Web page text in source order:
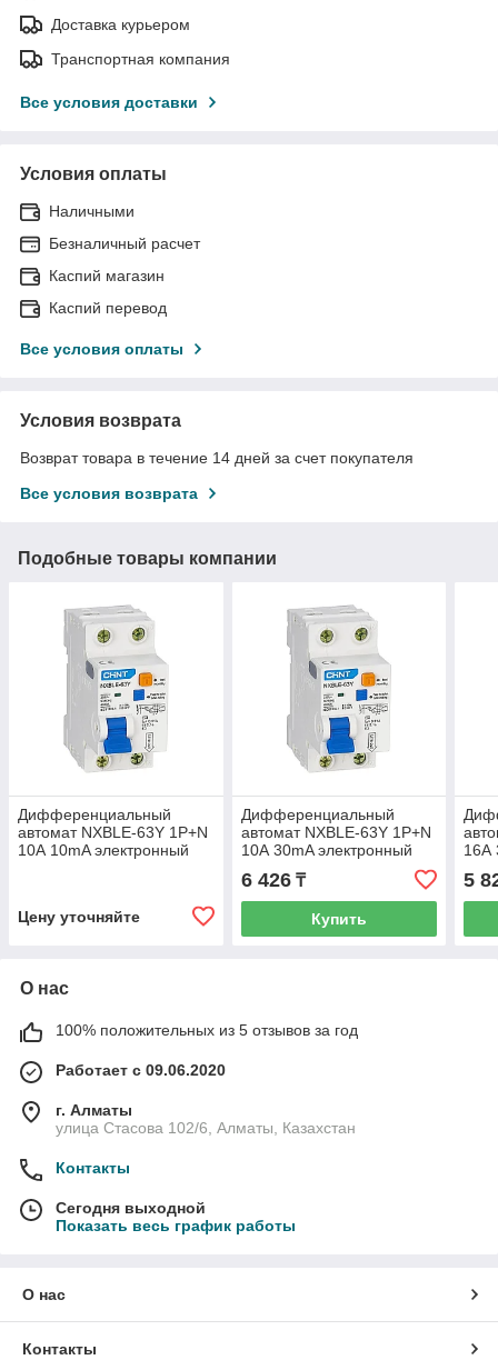
Доставка курьером
Транспортная компания
Все условия доставки
Условия оплаты
Наличными
Безналичный расчет
Каспий магазин
Каспий перевод
Все условия оплаты
Условия возврата
Возврат товара в течение 14 дней за счет покупателя
Все условия возврата
Подобные товары компании
Дифференциальный
автомат NXBLE-63Y 1P+N
10А 10mA электронный
Цену уточняйте
Дифференциальный
автомат NXBLE-63Y 1P+N
10А 30mA электронный
тип AС, характеристика С,
4.5kA (CHINT) 105541
6 426₸
Купить
16А
5
О нас
100% положительных из 5 отзывов за год
Работает с 09.06.2020
г. Алматы
улица Стасова 102/6, Алматы, Казахстан
Контакты
Сегодня выходной
Показать весь график работы
О нас
Контакты